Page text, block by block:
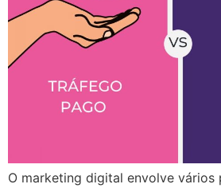
O marketing digital envolve vários